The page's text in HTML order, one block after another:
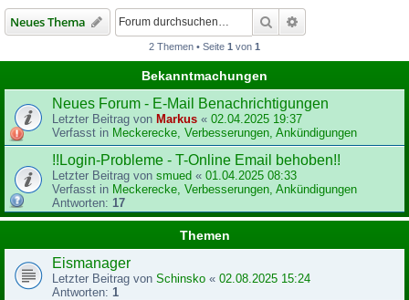
Neues Thema Suche
2 Themen • Seite 1 von 1
Bekanntmachungen
Neues Forum - E-Mail Benachrichtigungen
Letzter Beitrag von Markus « 02.04.2025 19:37
Verfasst in Meckerecke, Verbesserungen, Ankündigungen
!!Login-Probleme - T-Online Email behoben!!
Letzter Beitrag von smued « 01.04.2025 08:33
Verfasst in Meckerecke, Verbesserungen, Ankündigungen
Antworten: 17
Themen
Eismanager
Letzter Beitrag von Schinsko « 02.08.2025 15:24
Antworten: 1